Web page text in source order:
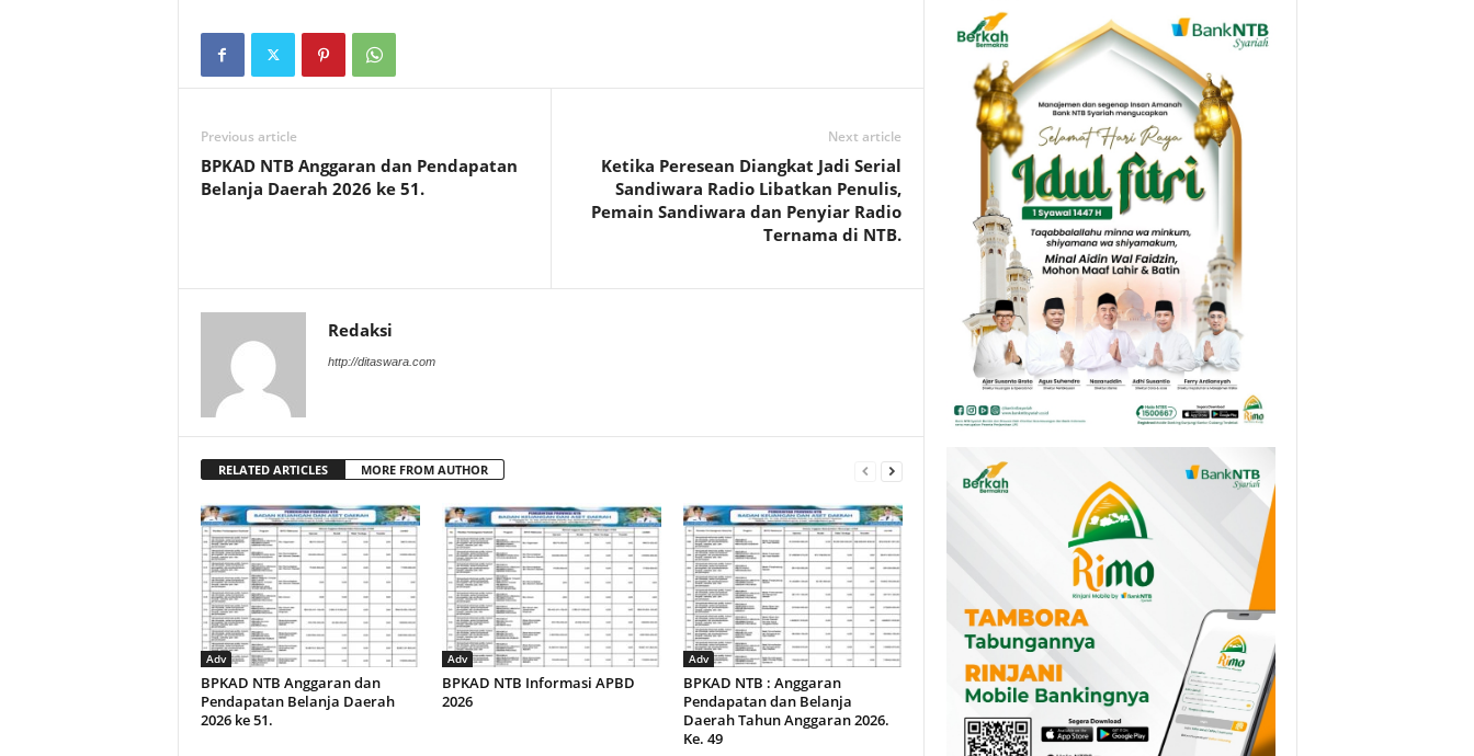
Previous article
BPKAD NTB Anggaran dan Pendapatan
Belanja Daerah 2026 ke 51.
Next article
Ketika Peresean Diangkat Jadi Serial
Sandiwara Radio Libatkan Penulis,
Pemain Sandiwara dan Penyiar Radio
Ternama di NTB.
Redaksi
http://ditaswara.com
RELATED ARTICLES MORE FROM AUTHOR
Adv
BPKAD NTB Anggaran dan
Pendapatan Belanja Daerah
2026 ke 51.
Adv
BPKAD NTB Informasi APBD
2026
Adv
BPKAD NTB : Anggaran
Pendapatan dan Belanja
Daerah Tahun Anggaran 2026.
Ke. 49